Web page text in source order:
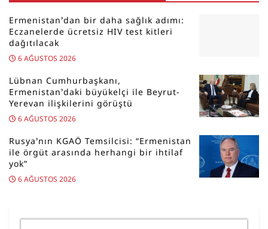
Ermenistan’dan bir daha sağlık adımı:
Eczanelerde ücretsiz HIV test kitleri
dağıtılacak
6 AĞUSTOS 2026
Lübnan Cumhurbaşkanı,
Ermenistan’daki büyükelçi ile Beyrut-
Yerevan ilişkilerini görüştü
6 AĞUSTOS 2026
Rusya’nın KGAÖ Temsilcisi: “Ermenistan
ile örgüt arasında herhangi bir ihtilaf
yok”
6 AĞUSTOS 2026